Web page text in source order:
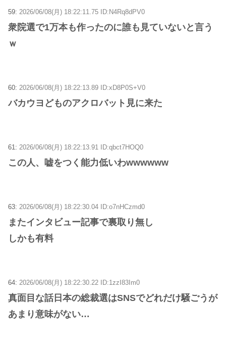
59: 2026/06/08(月) 18:22:11.75 ID:N4Rq8dPV0
衆院選で1万本も作ったのに誰も見ていないと言う
ｗ
60: 2026/06/08(月) 18:22:13.89 ID:xD8P0S+V0
バカウヨどものアクロバット見に来た
61: 2026/06/08(月) 18:22:13.91 ID:qbct7HOQ0
この人、嘘をつく能力低いわwwwwww
63: 2026/06/08(月) 18:22:30.04 ID:o7nHCzmd0
またインタビュー記事で裏取り無し
しかも有料
64: 2026/06/08(月) 18:22:30.22 ID:1zzI83Im0
真面目な話日本の総裁選はSNSでどれだけ騒ごうが
あまり意味がない…